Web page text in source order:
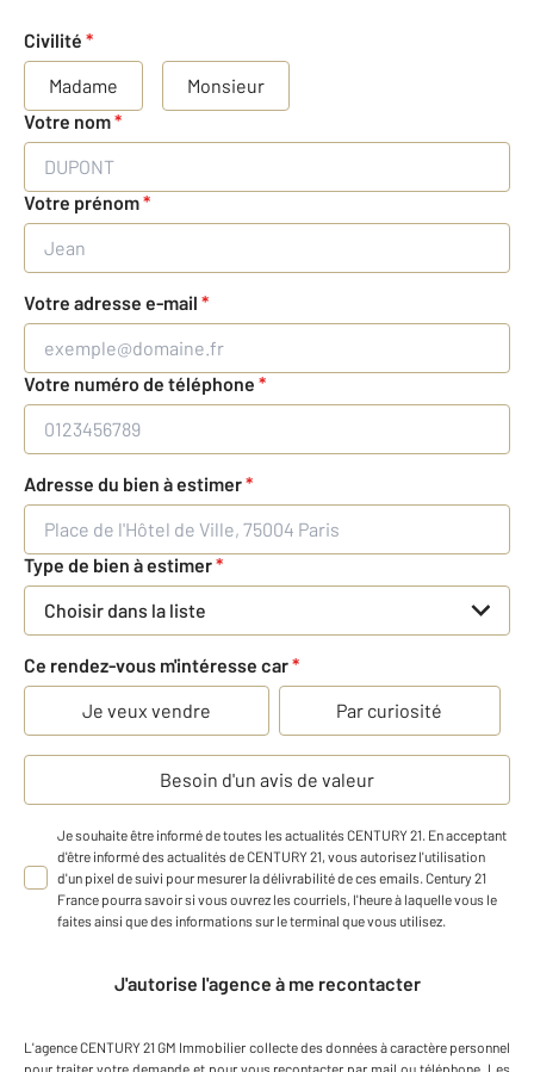
Civilité *
Madame
Monsieur
Votre nom*
Votre prénom*
Votre adresse e-mail *
Votre numéro de téléphone *
Adresse du bien à estimer*
Type de bien à estimer*
Choisir dans la liste
Ce rendez-vous m'intéresse car*
Je veux vendre
Par curiosité
Besoin d'un avis de valeur
Je souhaite être informé de toutes les actualités CENTURY 21. En acceptant
d'être informé des actualités de CENTURY 21, vous autorisez l'utilisation
d'un pixel de suivi pour mesurer la délivrabilité de ces emails. Century 21
France pourra savoir si vous ouvrez les courriels, l'heure à laquelle vous le
faites ainsi que des informations sur le terminal que vous utilisez.
J'autorise l'agence à me recontacter
L'agenceCENTURY 21 GM Immobilier collecte des données à caractère personnel
pour traiter votre demande et pour vous recontacter par mail ou téléphone. Les